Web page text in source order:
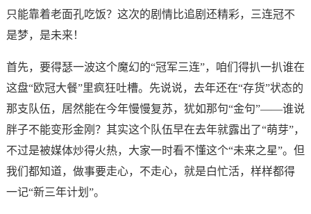
只能靠着老面孔吃饭？这次的剧情比追剧还精彩，三连冠不
是梦，是未来！
首先，要得瑟一波这个魔幻的“冠军三连”，咱们得扒一扒谁在
这盘“欧冠大餐”里疯狂吐槽。先说说，去年还在“存货”状态的
那支队伍，居然能在今年慢慢复苏，犹如那句“金句”——谁说
胖子不能变形金刚？其实这个队伍早在去年就露出了“萌芽”，
不过是被媒体炒得火热，大家一时看不懂这个“未来之星”。但
我们都知道，做事要走心，不走心，就是白忙活，样样都得
一记“新三年计划”。